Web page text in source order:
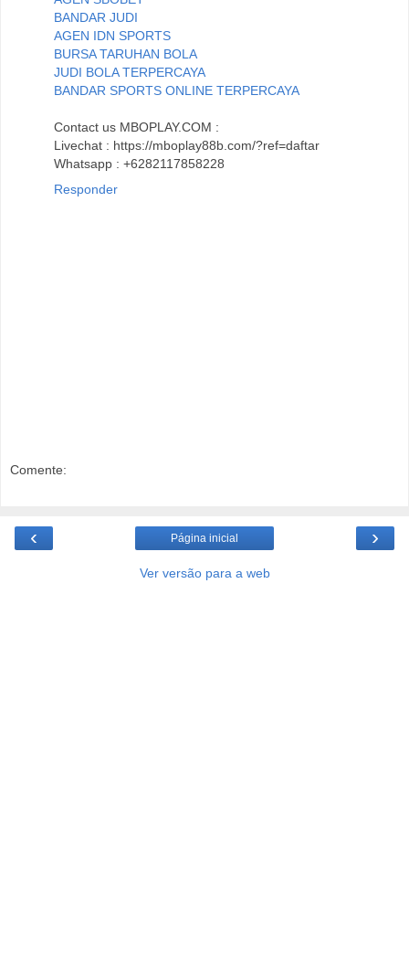
BANDAR JUDI
AGEN IDN SPORTS
BURSA TARUHAN BOLA
JUDI BOLA TERPERCAYA
BANDAR SPORTS ONLINE TERPERCAYA
Contact us MBOPLAY.COM :
Livechat : https://mboplay88b.com/?ref=daftar
Whatsapp : +6282117858228
Responder
Comente:
‹ ›
Página inicial
Ver versão para a web